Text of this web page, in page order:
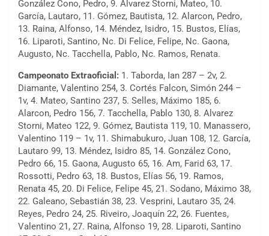
González Cono, Pedro, 9. Alvarez Storni, Mateo, 10.
García, Lautaro, 11. Gómez, Bautista, 12. Alarcon, Pedro,
13. Raina, Alfonso, 14. Méndez, Isidro, 15. Bustos, Elías,
16. Liparoti, Santino, Nc. Di Felice, Felipe, Nc. Gaona,
Augusto, Nc. Tacchella, Pablo, Nc. Ramos, Renata.
Campeonato Extraoficial: 1. Taborda, Ian 287 – 2v, 2.
Diamante, Valentino 254, 3. Cortés Falcon, Simón 244 –
1v, 4. Mateo, Santino 237, 5. Selles, Máximo 185, 6.
Alarcon, Pedro 156, 7. Tacchella, Pablo 130, 8. Alvarez
Storni, Mateo 122, 9. Gómez, Bautista 119, 10. Manassero,
Valentino 119 – 1v, 11. Shimabukuro, Juan 108, 12. García,
Lautaro 99, 13. Méndez, Isidro 85, 14. González Cono,
Pedro 66, 15. Gaona, Augusto 65, 16. Am, Farid 63, 17.
Rossotti, Pedro 63, 18. Bustos, Elías 56, 19. Ramos,
Renata 45, 20. Di Felice, Felipe 45, 21. Sodano, Máximo 38,
22. Galeano, Sebastián 38, 23. Vesprini, Lautaro 35, 24.
Reyes, Pedro 24, 25. Riveiro, Joaquín 22, 26. Fuentes,
Valentino 21, 27. Raina, Alfonso 19, 28. Liparoti, Santino